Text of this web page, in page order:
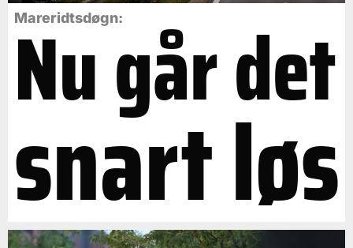
Mareridtsdøgn:
Nu går det
snart løs